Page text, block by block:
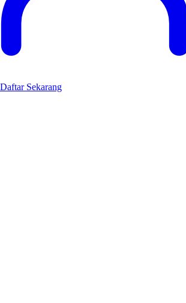
Daftar Sekarang